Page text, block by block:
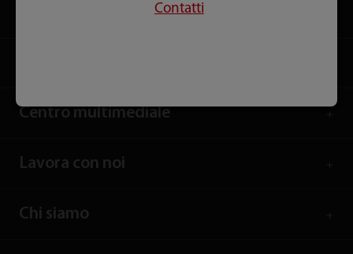
Centro multimediale
Lavora con noi
Chi siamo
Contatti